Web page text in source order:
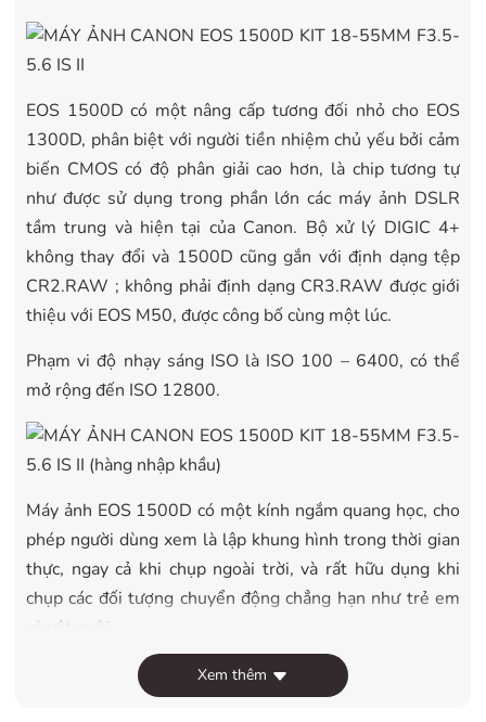
EOS 1500D có một nâng cấp tương đối nhỏ cho EOS
1300D, phân biệt với người tiền nhiệm chủ yếu bởi cảm
biến CMOS có độ phân giải cao hơn, là chip tương tự
như được sử dụng trong phần lớn các máy ảnh DSLR
tầm trung và hiện tại của Canon. Bộ xử lý DIGIC 4+
không thay đổi và 1500D cũng gắn với định dạng tệp
CR2.RAW ; không phải định dạng CR3.RAW được giới
thiệu với EOS M50, được công bố cùng một lúc.
Phạm vi độ nhạy sáng ISO là ISO 100 – 6400, có thể
mở rộng đến ISO 12800.
Máy ảnh EOS 1500D có một kính ngắm quang học, cho
phép người dùng xem là lập khung hình trong thời gian
thực, ngay cả khi chụp ngoài trời, và rất hữu dụng khi
chụp các đối tượng chuyển động chẳng hạn như trẻ em
và vật nuôi.
EOS 1500D được trang bị 6 chế độ cảnh, đây là các chế
độ cài đặt sẵn dựa trên cảnh, cung cấp một cách thức dễ
Xem thêm